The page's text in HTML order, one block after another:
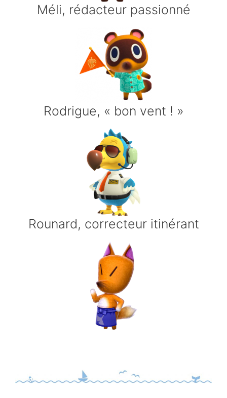
Méli, rédacteur passionné
Rodrigue, « bon vent ! »
Rounard, correcteur itinérant